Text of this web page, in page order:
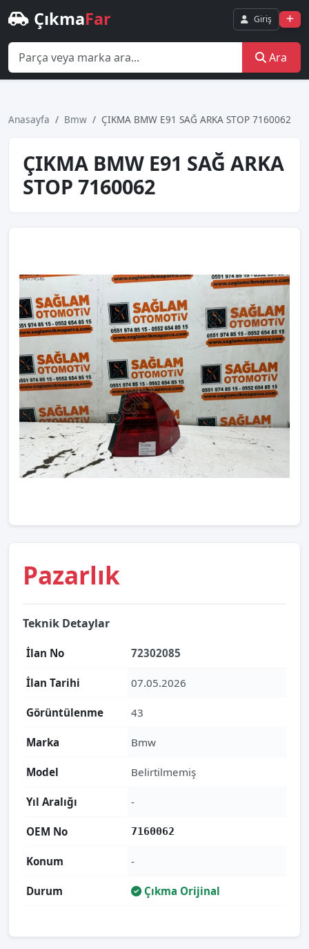
ÇıkmaFar Giriş
Ara
Anasayfa Bmw ÇIKMA BMW E91 SAĞ ARKA STOP 7160062
ÇIKMA BMW E91 SAĞ ARKA
STOP 7160062
Pazarlık
Teknik Detaylar
İlan No 72302085
İlan Tarihi 07.05.2026
Görüntülenme 43
Marka Bmw
Model Belirtilmemiş
Yıl Aralığı -
OEM No 7160062
Konum -
Durum Çıkma Orijinal